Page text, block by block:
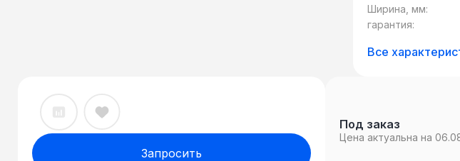
Ширина, мм:
гарантия:
Все
Запросить
Под заказ
Цена актуальна на